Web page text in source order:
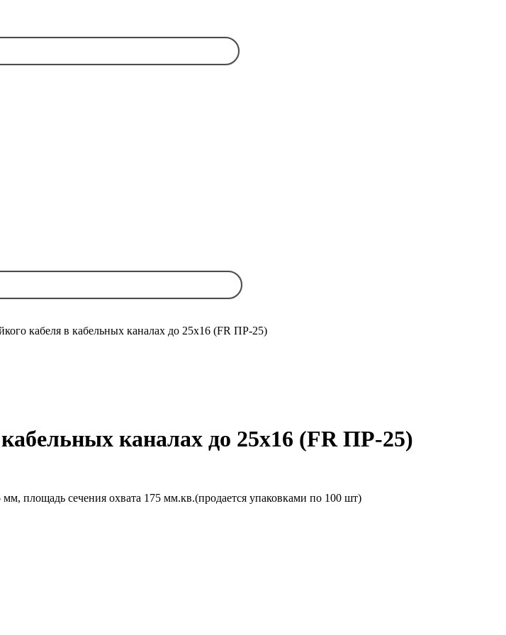
кабеля в кабельных каналах до 25х16 (FR ПР-25)
каналах до 25х16 (FR ПР-25)
площадь сечения охвата 175 мм.кв.(продается упаковками по 100 шт)